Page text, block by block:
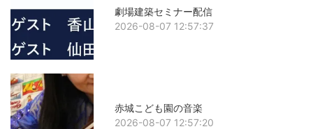
劇場建築セミナー配信
2026-08-07 12:57:37
赤城こども園の音楽
2026-08-07 12:57:20